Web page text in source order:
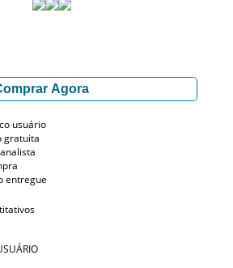
Agora
usuário
gratuita
entregue